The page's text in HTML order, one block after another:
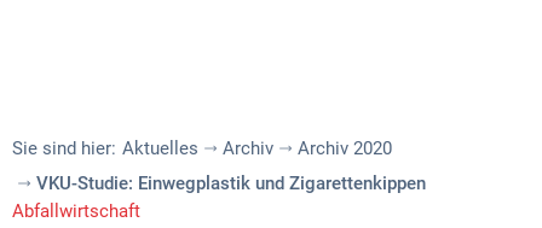
Sie sind hier: Aktuelles Archiv
Archiv 2020
VKU-Studie: Einwegplastik und Zigarettenkippen
Abfallwirtschaft